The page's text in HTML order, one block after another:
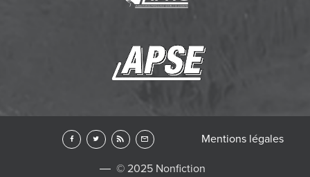
© 2025 Nonfiction
Mentions légales